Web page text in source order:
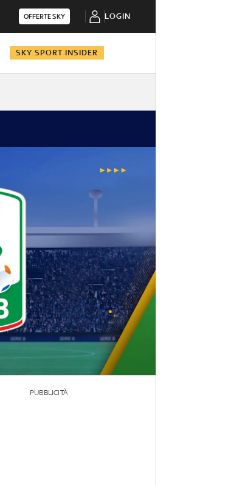
OFFERTE SKY LOGIN
SKY SPORT INSIDER
PUBBLICITÀ